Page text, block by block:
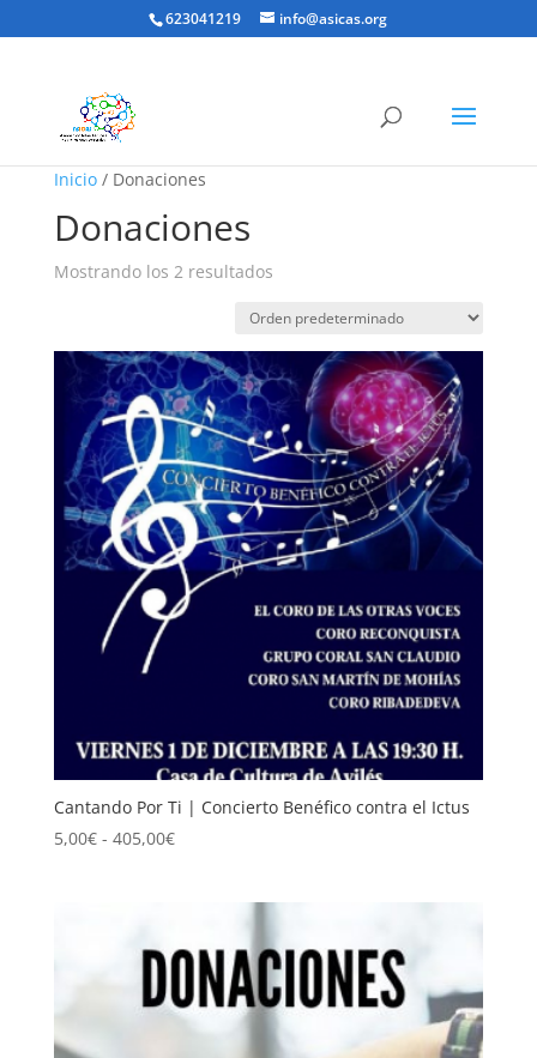
623041219 info@asicas.org
Inicio/ Donaciones
Donaciones
Mostrando los 2 resultados
Cantando Por Ti | Concierto Benéfico contra el Ictus
5,00€ - 405,00€Rango
5,00€
hasta
405,00€